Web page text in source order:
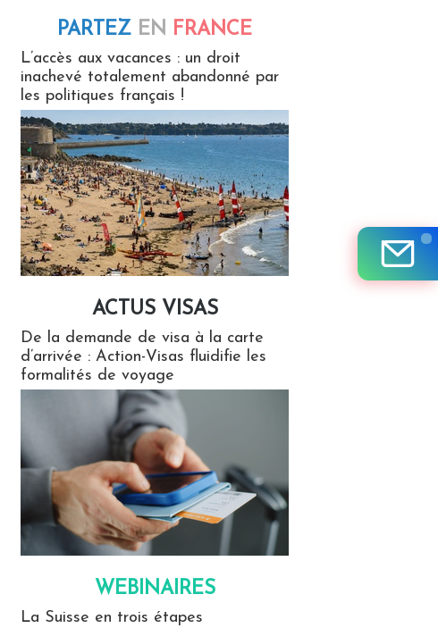
PARTEZ EN FRANCE
L’accès aux vacances : un droit
inachevé totalement abandonné par
les politiques français !
ACTUS VISAS
De la demande de visa à la carte
d’arrivée : Action-Visas fluidifie les
formalités de voyage
WEBINAIRES
La Suisse en trois étapes